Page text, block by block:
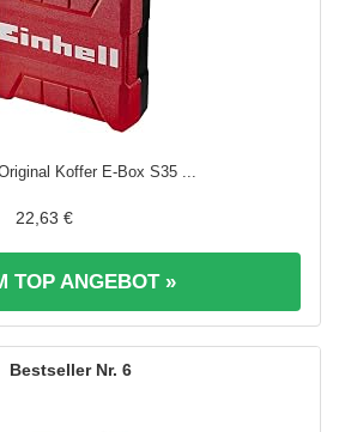
Koffer E-Box S35 ...
22,63 €
TOP ANGEBOT »
6